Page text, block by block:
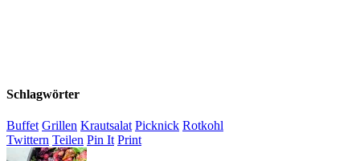
Schlagwörter
Buffet Grillen Krautsalat Picknick Rotkohl
Twittern Teilen Pin It Print